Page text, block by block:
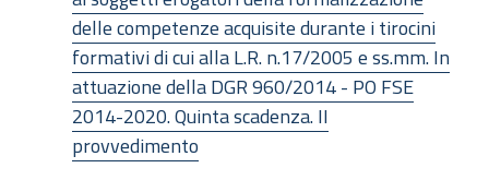
delle competenze acquisite durante i tirocini
formativi di cui alla L.R. n.17/2005 e ss.mm. In
attuazione della DGR 960/2014 - PO FSE
2014-2020. Quinta scadenza. II
provvedimento